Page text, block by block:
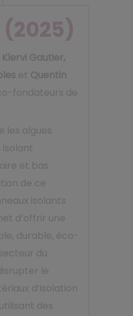
Klervi Gautier,
et Quentin
fondateurs de
les algues
isolant
et bas
de ce
isolants
d’offrir une
durable, éco-
du
le
d’isolation
des